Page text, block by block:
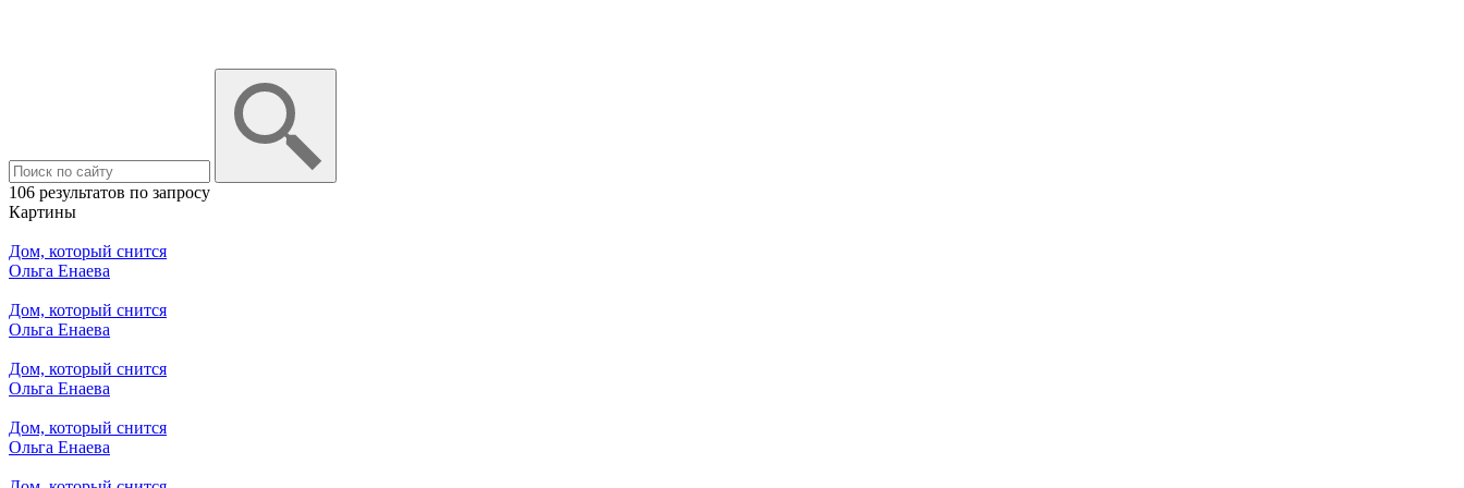
106 результатов по запросу
Картины
Дом, который снится
Ольга Енаева
Дом, который снится
Ольга Енаева
Дом, который снится
Ольга Енаева
Дом, который снится
Ольга Енаева